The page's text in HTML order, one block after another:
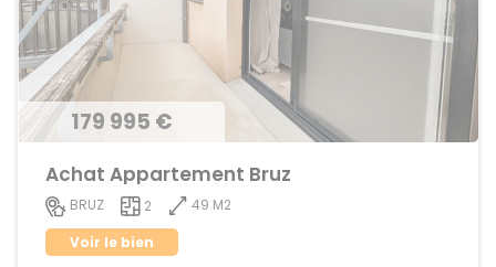
179 995 €
Achat Appartement Bruz
BRUZ 2
49 M2
Voir le bien